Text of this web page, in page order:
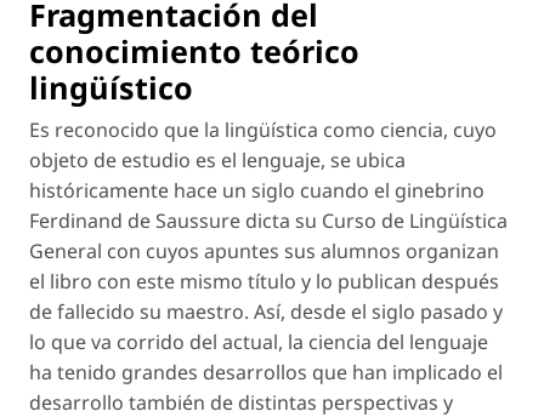
Fragmentación del
conocimiento teórico
lingüístico
Es reconocido que la lingüística como ciencia, cuyo
objeto de estudio es el lenguaje, se ubica
históricamente hace un siglo cuando el ginebrino
Ferdinand de Saussure dicta su Curso de Lingüística
General con cuyos apuntes sus alumnos organizan
el libro con este mismo título y lo publican después
de fallecido su maestro. Así, desde el siglo pasado y
lo que va corrido del actual, la ciencia del lenguaje
ha tenido grandes desarrollos que han implicado el
desarrollo también de distintas perspectivas y